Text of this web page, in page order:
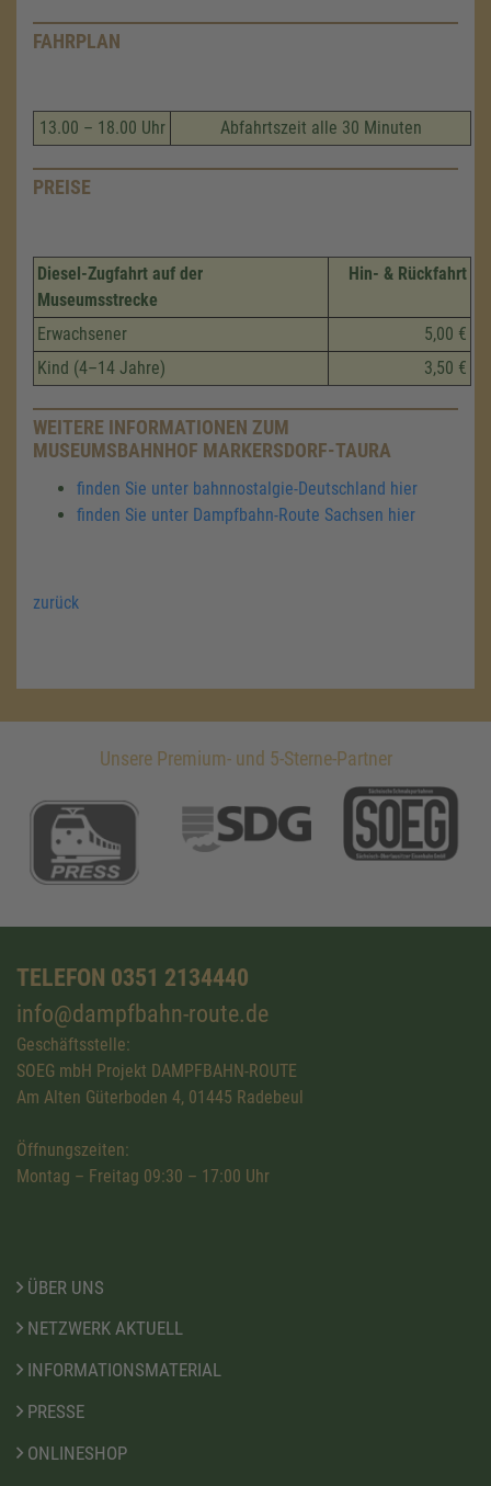
FAHRPLAN
13.00 – 18.00 Uhr Abfahrtszeit alle 30 Minuten
PREISE
Diesel-Zugfahrt auf der
Museumsstrecke
Hin- & Rückfahrt
Erwachsener
5,00 €
Kind (4–14 Jahre)
3,50 €
WEITERE INFORMATIONEN ZUM
MUSEUMSBAHNHOF MARKERSDORF-TAURA
finden Sie unter bahnnostalgie-Deutschland hier
finden Sie unter Dampfbahn-Route Sachsen hier
zurück
Unsere Premium- und 5-Sterne-Partner
TELEFON 0351 2134440
info@dampfbahn-route.de
Geschäftsstelle:
SOEG mbH Projekt DAMPFBAHN-ROUTE
Am Alten Güterboden 4, 01445 Radebeul
Öffnungszeiten:
Montag – Freitag 09:30 – 17:00 Uhr
ÜBER UNS
NETZWERK AKTUELL
INFORMATIONSMATERIAL
PRESSE
ONLINESHOP